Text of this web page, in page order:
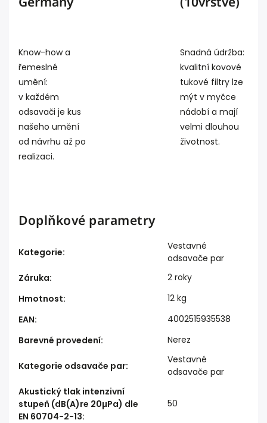
Know-how a
řemeslné
umění:
v každém
odsavači je kus
našeho umění
od návrhu až po
realizaci.
Snadná údržba:
kvalitní kovové
tukové filtry lze
mýt v myčce
nádobí a mají
velmi dlouhou
životnost.
Doplňkové parametry
Kategorie:
Vestavné
odsavače par
Záruka:
2 roky
Hmotnost:
12 kg
EAN:
4002515935538
Barevné provedení: Nerez
Kategorie odsavače par:
Vestavné
odsavače par
Akustický tlak intenzivní
stupeň (dB(A)re 20µPa) dle
EN 60704-2-13:
50